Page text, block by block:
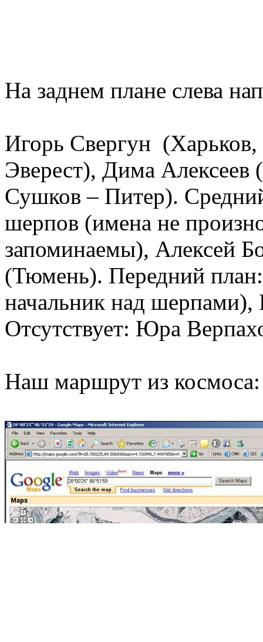
На заднем плане слева
Игорь Свергун (Харьков,
Эверест), Дима
Сушков – Питер).
шерпов (имена не
запоминаемы), Алексей
(Тюмень). Передний
начальник над шерпами),
Отсутствует: Юра
Наш маршрут из космоса: